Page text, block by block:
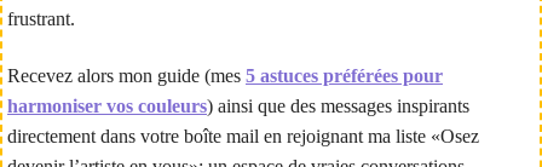
frustrant.
Recevez alors mon guide (mes 5 astuces préférées pour
harmoniser vos couleurs) ainsi que des messages inspirants
directement dans votre boîte mail en rejoignant ma liste «Osez